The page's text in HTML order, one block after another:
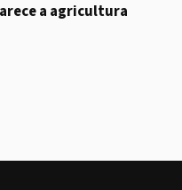
a agricultura